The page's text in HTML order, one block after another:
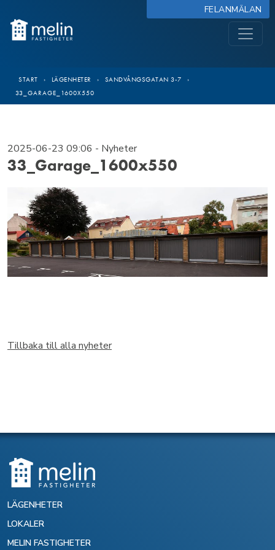
FELANMÄLAN
START › LÄGENHETER › SANDVÅNGSGATAN 3-7
›
33_GARAGE_1600X550
2025-06-23 09:06 - Nyheter
33_Garage_1600x550
Tillbaka till alla nyheter
LÄGENHETER
LOKALER
MELIN FASTIGHETER